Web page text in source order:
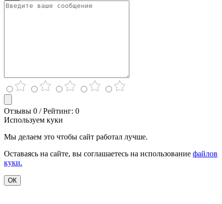
Отзывы 0 / Рейтинг: 0
Используем куки
Мы делаем это чтобы сайт работал лучше.
Оставаясь на сайте, вы соглашаетесь на использование файлов
куки.
ОК